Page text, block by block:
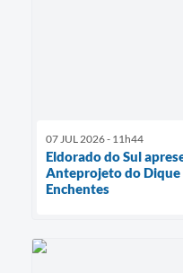
07 JUL 2026 - 11h44
Eldorado do Sul
Anteprojeto do
Enchentes